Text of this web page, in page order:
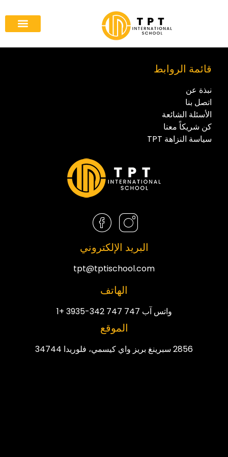
قائمة الروابط
نبذة عن
اتصل بنا
الأسئلة الشائعة
كن شريكاً معنا
سياسة النزاهة TPT
البريد الإلكتروني
tpt@tptischool.com
الهاتف
واتس آب 747 747 342-3935 +1
الموقع
2856 سبرينغ بريز واي كيسمي، فلوريدا 34744